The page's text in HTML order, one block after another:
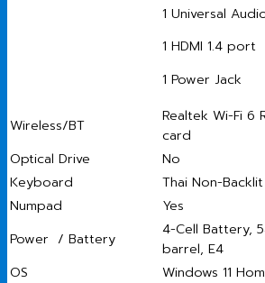
1 Universal
1 HDMI 1.4 port
1 Power Jack
Wireless/BT
Realtek Wi-Fi 6
card
Optical Drive
No
Keyboard
Thai Non-
Numpad
Yes
Power / Battery
4-Cell Battery,
barrel, E4
OS
Windows 11